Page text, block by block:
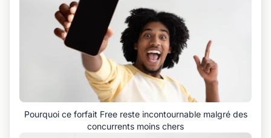
Pourquoi ce forfait Free reste incontournable malgré des
concurrents moins chers